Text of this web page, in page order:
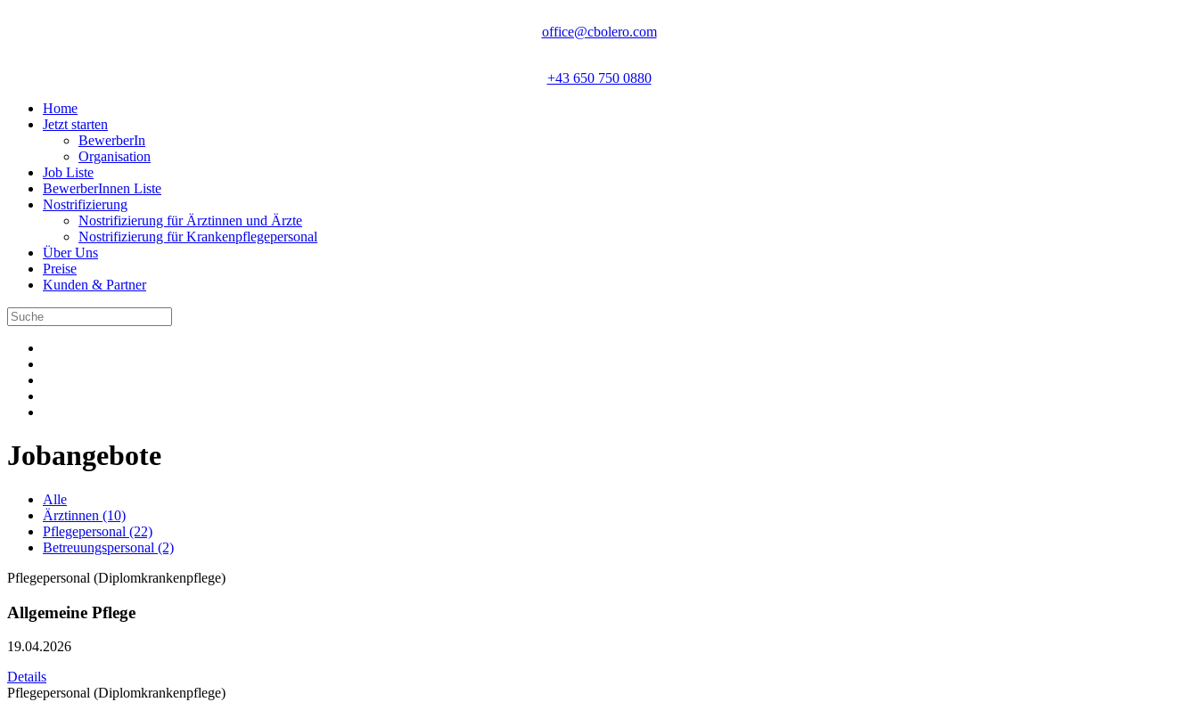
office@cbolero.com
+43 650 750 0880
Home
Jetzt starten
BewerberIn
Organisation
Job Liste
BewerberInnen Liste
Nostrifizierung
Nostrifizierung für Ärztinnen und Ärzte
Nostrifizierung für Krankenpflegepersonal
Über Uns
Preise
Kunden & Partner
Jobangebote
Alle
Ärztinnen (10)
Pflegepersonal (22)
Betreuungspersonal (2)
Pflegepersonal (Diplomkrankenpflege)
Allgemeine Pflege
19.04.2026
Details
Pflegepersonal (Diplomkrankenpflege)